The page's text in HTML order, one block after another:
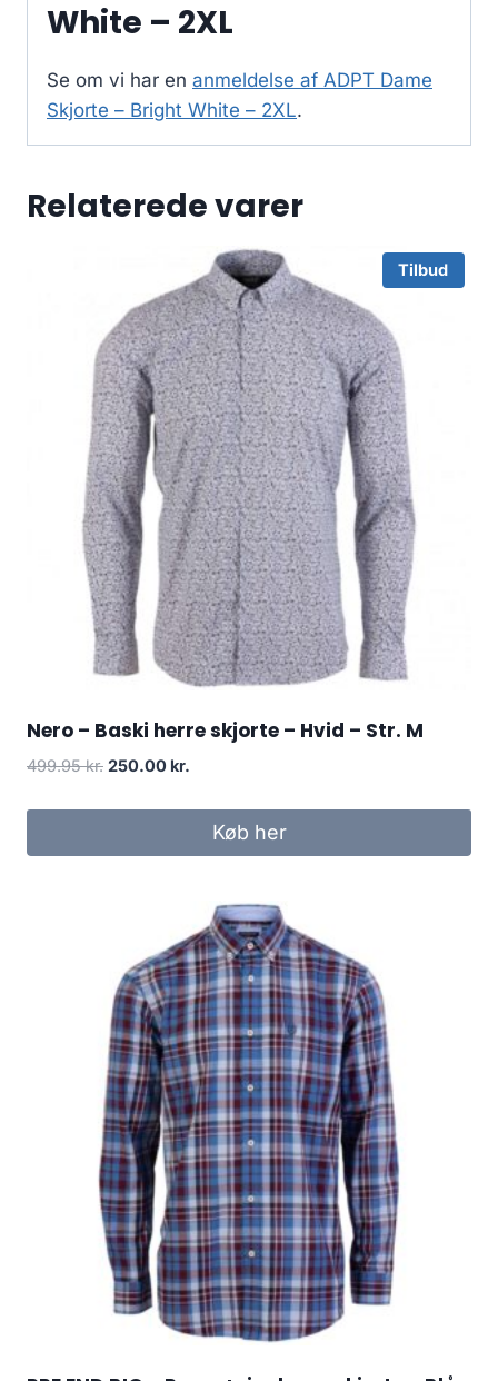
White – 2XL
Se om vi har en anmeldelse af ADPT Dame
Skjorte – Bright White – 2XL.
Relaterede varer
Tilbud
Nero – Baski herre skjorte – Hvid – Str. M
499.95kr. Original
was:
250.00 kr.
is:
250.00 kr..
Køb her